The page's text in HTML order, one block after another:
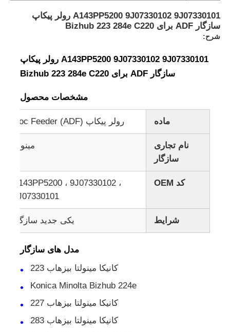
A143PP5200 9J07330102 9J07330101 رولر پیکاپ
سازگار ADF برای Bizhub 223 284e C220
شرح:
A143PP5200 9J07330102 9J07330101 رولر پیکاپ
سازگار ADF برای Bizhub 223 284e C220
مشخصات محصول
ماده رولر پیکاپ Doc Feeder (ADF)
نام تجاری
سازگار
مینولتا
کد OEM
A143PP5200 ، 9J07330102 ،
9J07330101
شرایط یکی جدید سازگار
مدل های سازگار
کانيکا مينولتا بيزهاب 223
Konica Minolta Bizhub 224e
کانيکا مينولتا بيزهاب 227
کانيکا مينولتا بيزهاب 283